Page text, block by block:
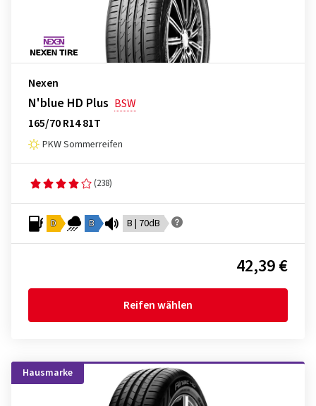
Nexen
N'blue HD Plus BSW
165/70 R14 81T
PKW Sommerreifen
(238)
D B B | 70dB
42,39 €
Reifen wählen
Hausmarke